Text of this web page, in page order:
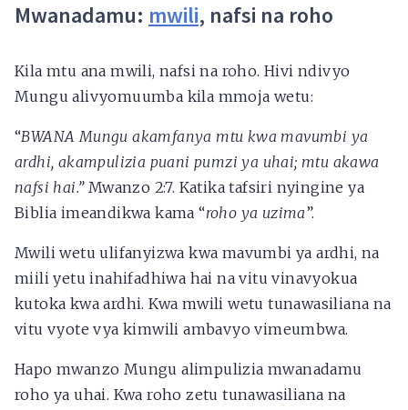
Mwanadamu: mwili, nafsi na roho
Kila mtu ana mwili, nafsi na roho. Hivi ndivyo
Mungu alivyomuumba kila mmoja wetu:
“BWANA Mungu akamfanya mtu kwa mavumbi ya
ardhi, akampulizia puani pumzi ya uhai; mtu akawa
nafsi hai.”Mwanzo 2:7. Katika tafsiri nyingine ya
Biblia imeandikwa kama “roho ya uzima”.
Mwili wetu ulifanyizwa kwa mavumbi ya ardhi, na
miili yetu inahifadhiwa hai na vitu vinavyokua
kutoka kwa ardhi. Kwa mwili wetu tunawasiliana na
vitu vyote vya kimwili ambavyo vimeumbwa.
Hapo mwanzo Mungu alimpulizia mwanadamu
roho ya uhai. Kwa roho zetu tunawasiliana na